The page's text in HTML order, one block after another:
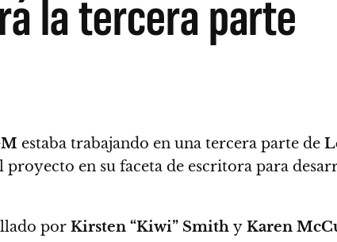
la tercera parte
estaba trabajando en una tercera parte de
proyecto en su faceta de escritora para
por Kirsten “Kiwi” Smith y Karen